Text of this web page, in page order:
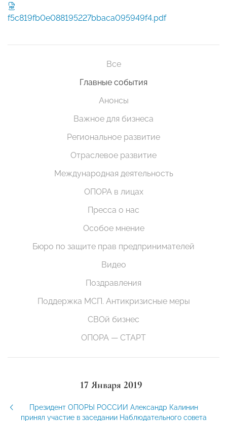
f5c819fb0e088195227bbaca095949f4.pdf
Все
Главные события
Анонсы
Важное для бизнеса
Региональное развитие
Отраслевое развитие
Международная деятельность
ОПОРА в лицах
Пресса о нас
Особое мнение
Бюро по защите прав предпринимателей
Видео
Поздравления
Поддержка МСП. Антикризисные меры
СВОй бизнес
ОПОРА — СТАРТ
17 Января 2019
Президент ОПОРЫ РОССИИ Александр Калинин
принял участие в заседании Наблюдательного совета